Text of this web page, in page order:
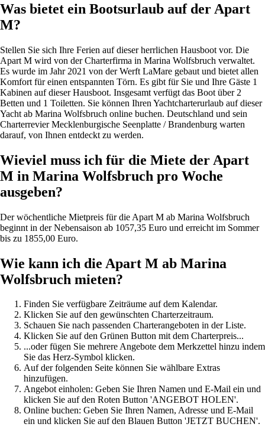
Was bietet ein Bootsurlaub auf der Apart
M?
Stellen Sie sich Ihre Ferien auf dieser herrlichen Hausboot vor. Die
Apart M wird von der Charterfirma in Marina Wolfsbruch verwaltet.
Es wurde im Jahr 2021 von der Werft LaMare gebaut und bietet allen
Komfort für einen entspannten Törn. Es gibt für Sie und Ihre Gäste 1
Kabinen auf dieser Hausboot. Insgesamt verfügt das Boot über 2
Betten und 1 Toiletten. Sie können Ihren Yachtcharterurlaub auf dieser
Yacht ab Marina Wolfsbruch online buchen. Deutschland und sein
Charterrevier Mecklenburgische Seenplatte / Brandenburg warten
darauf, von Ihnen entdeckt zu werden.
Wieviel muss ich für die Miete der Apart
M in Marina Wolfsbruch pro Woche
ausgeben?
Der wöchentliche Mietpreis für die Apart M ab Marina Wolfsbruch
beginnt in der Nebensaison ab 1057,35 Euro und erreicht im Sommer
bis zu 1855,00 Euro.
Wie kann ich die Apart M ab Marina
Wolfsbruch mieten?
Finden Sie verfügbare Zeiträume auf dem Kalendar.
Klicken Sie auf den gewünschten Charterzeitraum.
Schauen Sie nach passenden Charterangeboten in der Liste.
Klicken Sie auf den Grünen Button mit dem Charterpreis...
...oder fügen Sie mehrere Angebote dem Merkzettel hinzu indem
Sie das Herz-Symbol klicken.
Auf der folgenden Seite können Sie wählbare Extras
hinzufügen.
Angebot einholen: Geben Sie Ihren Namen und E-Mail ein und
klicken Sie auf den Roten Button 'ANGEBOT HOLEN'.
Online buchen: Geben Sie Ihren Namen, Adresse und E-Mail
ein und klicken Sie auf den Blauen Button 'JETZT BUCHEN'.